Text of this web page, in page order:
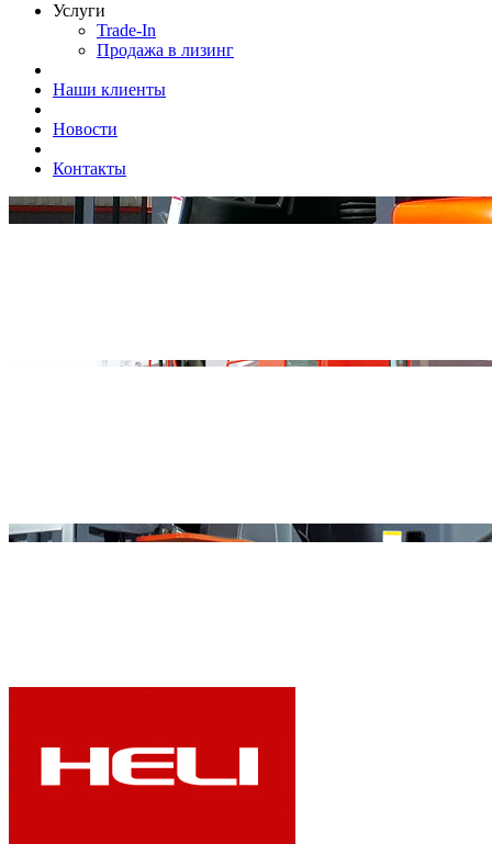
Услуги
Trade-In
Продажа в лизинг
Наши клиенты
Новости
Контакты